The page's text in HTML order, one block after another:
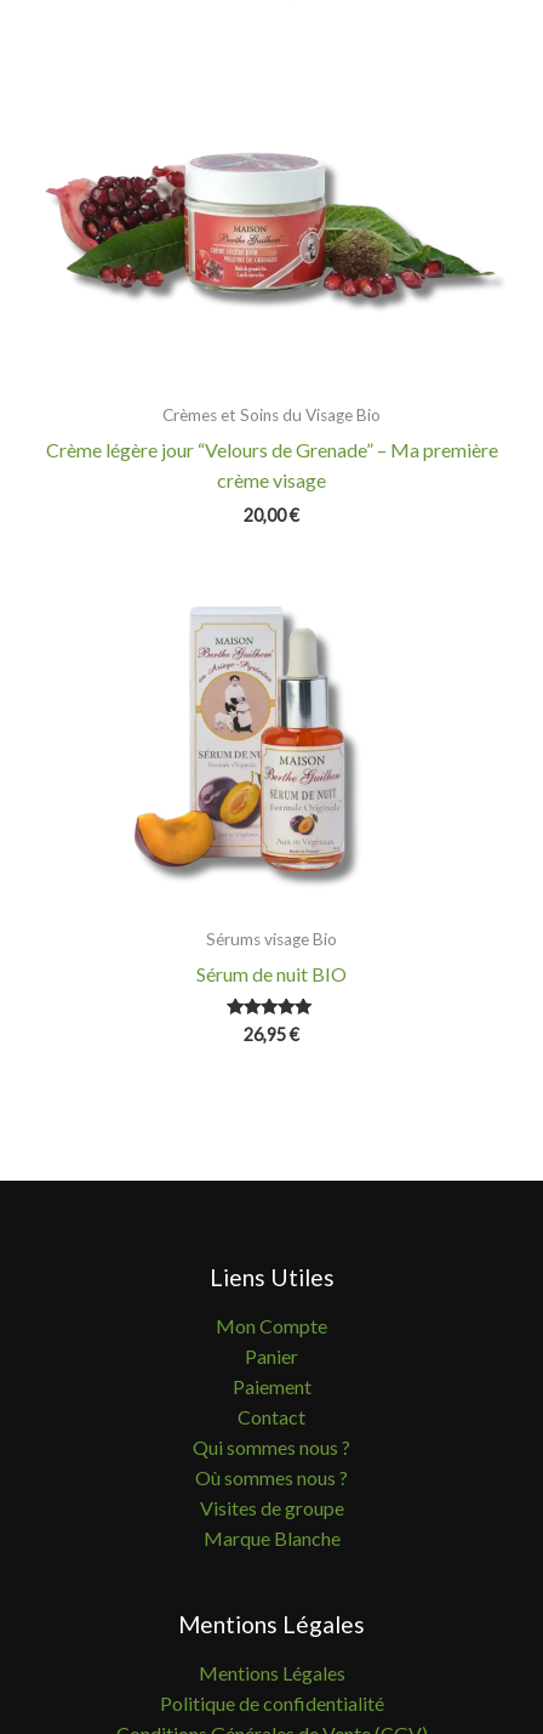
Crèmes et Soins du Visage Bio
Crème légère jour “Velours de Grenade” – Ma première
crème visage
20,00€
Sérums visage Bio
Sérum de nuit BIO
Note
5.00
26,95€
Liens Utiles
Mon Compte
Panier
Paiement
Contact
Qui sommes nous ?
Où sommes nous ?
Visites de groupe
Marque Blanche
Mentions Légales
Mentions Légales
Politique de confidentialité